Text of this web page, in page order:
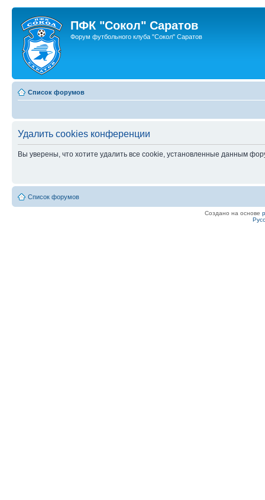
ПФК "Сокол" Саратов
Форум футбольного клуба "Сокол" Саратов
Список форумов
Удалить cookies конференции
Вы уверены, что хотите удалить все cookie, установленные данным
Список форумов
Создано на основе